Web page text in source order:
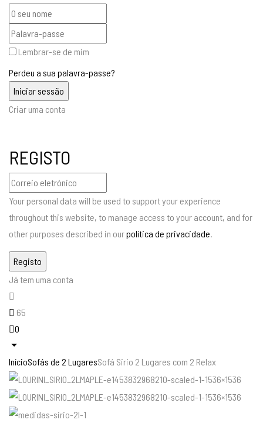
Lembrar-se de mim
Perdeu a sua palavra-passe?
Criar uma conta
REGISTO
Your personal data will be used to support your experience
throughout this website, to manage access to your account, and for
other purposes described in ourpolítica de privacidade.
Já tem uma conta
65
0
InícioSofás de 2 LugaresSofá Sirio 2 Lugares com 2 Relax